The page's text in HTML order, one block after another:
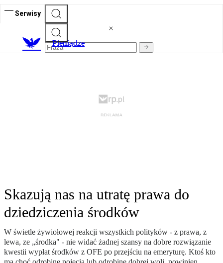
Serwisy
Pieniądze
Skazują nas na utratę prawa do
dziedziczenia środków
W świetle żywiołowej reakcji wszystkich polityków - z prawa, z
lewa, ze „środka" - nie widać żadnej szansy na dobre rozwiązanie
kwestii wypłat środków z OFE po przejściu na emeryturę. Ktoś kto